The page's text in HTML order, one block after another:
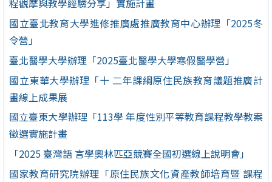
程觀摩與教學經驗分享」實施計畫
國立臺北教育大學進修推廣處推廣教育中心辦理「2025冬
令營」
臺北醫學大學辦理「2025臺北醫學大學寒假醫學營」
國立東華大學辦理「十 二年課綱原住民族教育議題推廣計
畫線上成果展
國立臺東大學辦理「113學 年度性別平等教育課程教學教案
徵選實施計畫
「2025 臺灣語 言學奧林匹亞競賽全國初選線上說明會」
國家教育研究院辦理「原住民族文化資產教師培育暨 課程